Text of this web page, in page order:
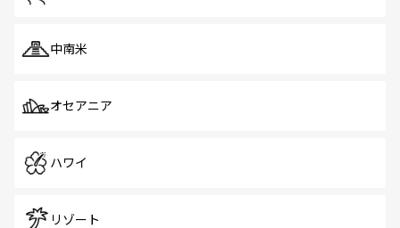
中南米
オセアニア
ハワイ
リゾート